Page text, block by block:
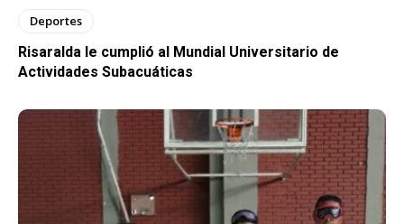
Deportes
Risaralda le cumplió al Mundial Universitario de
Actividades Subacuáticas